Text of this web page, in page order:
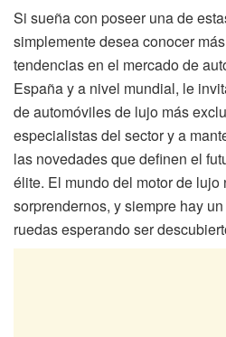
Si sueña con poseer una de
simplemente desea conocer
tendencias en el mercado de
España y a nivel mundial, le
de automóviles de lujo más
especialistas del sector y a
las novedades que definen el
élite. El mundo del motor de lujo
sorprendernos, y siempre hay
ruedas esperando ser